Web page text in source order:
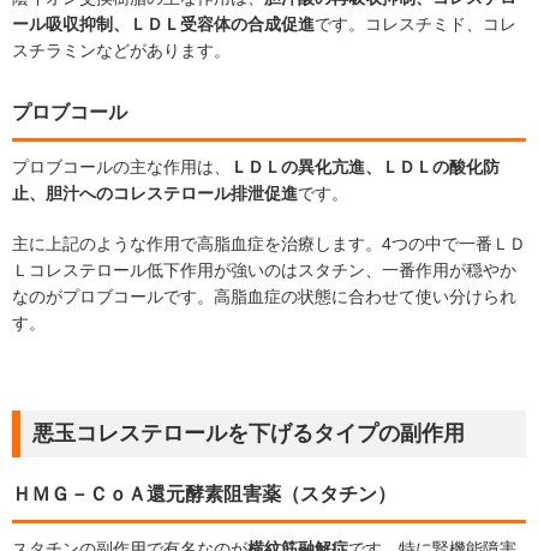
ール吸収抑制、ＬＤＬ受容体の合成促進です。コレスチミド、コレ
スチラミンなどがあります。
プロブコール
プロブコールの主な作用は、
ＬＤＬの異化亢進、ＬＤＬの酸化防
止、胆汁へのコレステロール排泄促進です。
主に上記のような作用で高脂血症を治療します。4つの中で一番ＬＤ
Ｌコレステロール低下作用が強いのはスタチン、一番作用が穏やか
なのがプロブコールです。高脂血症の状態に合わせて使い分けられ
す。
悪玉コレステロールを下げるタイプの副作用
ＨＭＧ－ＣｏＡ還元酵素阻害薬（スタチン）